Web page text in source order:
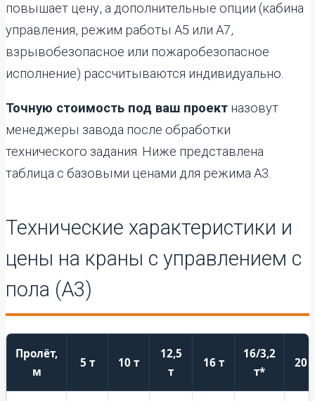
повышает цену, а дополнительные опции (кабина
управления, режим работы А5 или А7,
взрывобезопасное или пожаробезопасное
исполнение) рассчитываются индивидуально.
Точную стоимость под ваш проект назовут
менеджеры завода после обработки
технического задания. Ниже представлена
таблица с базовыми ценами для режима А3.
Технические характеристики и
цены на краны с управлением с
пола (А3)
Пролёт,
м
5 т 10 т
12,5
т
16 т
16/3,2
т*
20 т